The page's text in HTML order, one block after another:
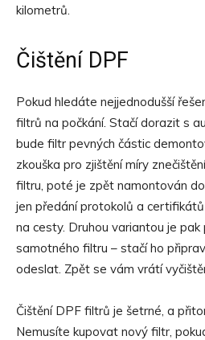
kilometrů.
Čištění DPF
Pokud hledáte nejjednodušší
filtrů na počkání. Stačí dorazit s
bude filtr pevných částic
zkouška pro zjištění míry
filtru, poté je zpět namontován
jen předání protokolů a
na cesty. Druhou variantou je pak
samotného filtru – stačí ho
odeslat. Zpět se vám vrátí
Čištění DPF filtrů je šetrné, a
Nemusíte kupovat nový filtr,